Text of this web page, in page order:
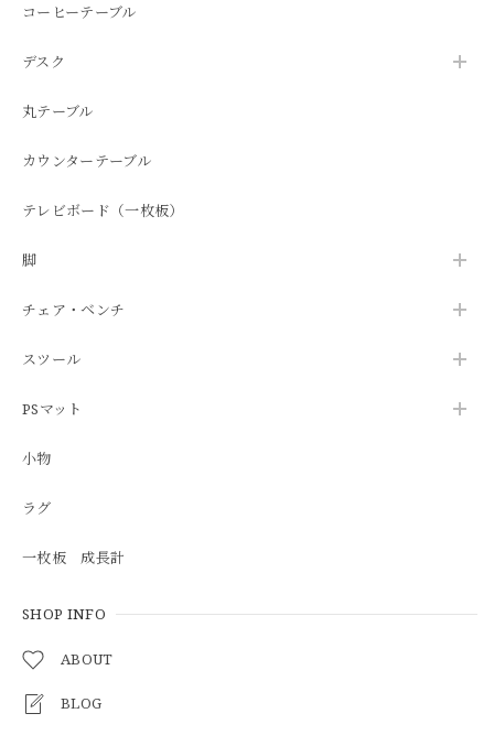
コーヒーテーブル
デスク
丸テーブル
カウンターテーブル
テレビボード（一枚板）
脚
チェア・ベンチ
スツール
PSマット
小物
ラグ
一枚板 成長計
SHOP INFO
ABOUT
BLOG